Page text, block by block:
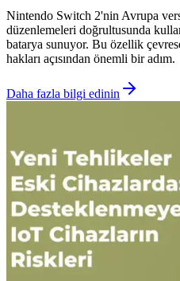
Nintendo Switch 2'nin Avrupa
düzenlemeleri doğrultusunda
batarya sunuyor. Bu özellik
hakları açısından önemli bir adım.
Daha fazla bilgi edinin